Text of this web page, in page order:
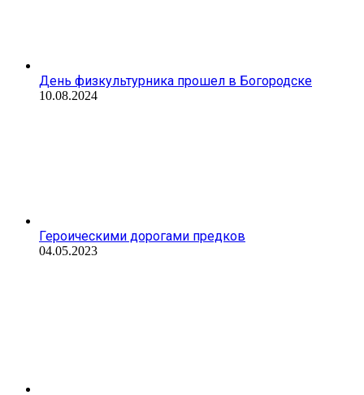
День физкультурника прошел в Богородске
10.08.2024
Героическими дорогами предков
04.05.2023